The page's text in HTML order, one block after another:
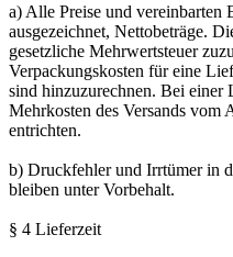
a) Alle Preise und vereinbarten
ausgezeichnet, Nettobeträge.
gesetzliche Mehrwertsteuer
Verpackungskosten für eine
sind hinzuzurechnen. Bei einer
Mehrkosten des Versands vom
entrichten.
b) Druckfehler und Irrtümer in
bleiben unter Vorbehalt.
§ 4 Lieferzeit